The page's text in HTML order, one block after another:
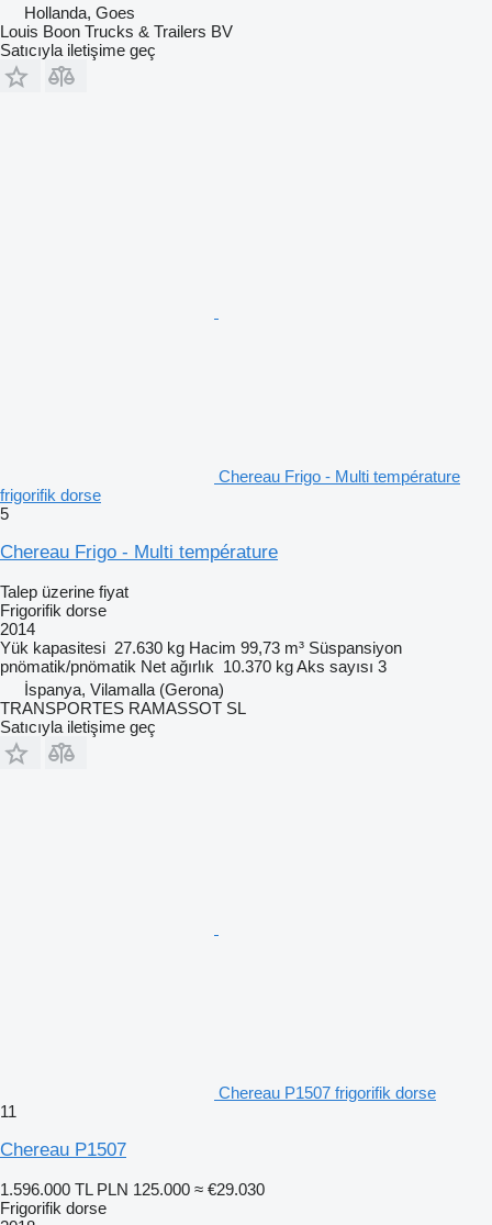
Hollanda, Goes
Louis Boon Trucks & Trailers BV
Satıcıyla iletişime geç
Chereau Frigo - Multi température
frigorifik dorse
5
Chereau Frigo - Multi température
Talep üzerine fiyat
Frigorifik dorse
2014
Yük kapasitesi 27.630 kg Hacim 99,73 m³ Süspansiyon
pnömatik/pnömatik Net ağırlık 10.370 kgAks sayısı 3
İspanya, Vilamalla (Gerona)
TRANSPORTES RAMASSOT SL
Satıcıyla iletişime geç
Chereau P1507 frigorifik dorse
11
Chereau P1507
1.596.000 TL PLN 125.000 ≈ €29.030
Frigorifik dorse